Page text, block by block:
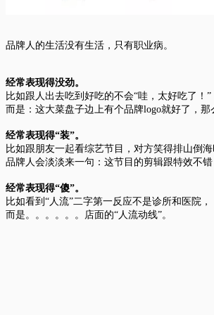
品牌人的生活没有生活，只有职业病。
经常表现得没劲。
比如跟人出去吃到好吃的不会“哇，太好吃了！”
而是：这大菜盘子边上有个品牌logo就好了，
经常表现得“装”。
比如跟朋友一起看综艺节目，对方笑得排山倒海
品牌人会淡淡来一句：这节目的剪辑跟特效不错
经常表现得“傻”。
比如看到“人流”二字第一反应不是诊所和医院，
而是。。。。。。店面的“人流动线”。